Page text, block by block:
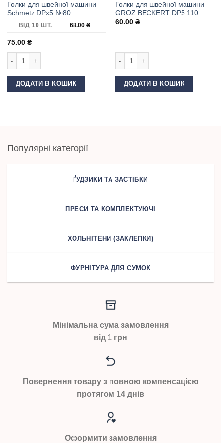
Голки для швейної машини
Schmetz DPx5 №80
ВІД 10 ШТ. 68.00 ₴
75.00 ₴
ДОДАТИ В КОШИК
Голки для швейної машини
GROZ BECKERT DP5 110
60.00 ₴
ДОДАТИ В КОШИК
Популярні категорії
ҐУДЗИКИ ТА ЗАСТІБКИ
ПРЕСИ ТА КОМПЛЕКТУЮЧІ
ХОЛЬНІТЕНИ (ЗАКЛЕПКИ)
ФУРНІТУРА ДЛЯ СУМОК
Мінімальна сума замовлення
від 1 грн
Повернення товару з повною компенсацією
протягом 14 днів
Оформити замовлення